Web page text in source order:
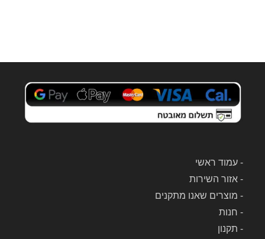
-עמוד ראשי
-אזור השירות
- מוצרים שאנו מתקנים
- חנות
- תקנון